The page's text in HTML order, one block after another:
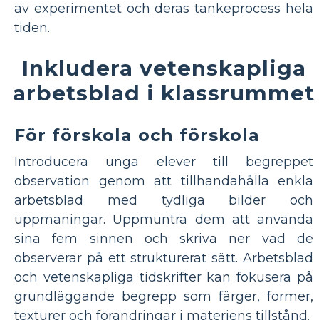
av experimentet och deras tankeprocess hela
tiden.
Inkludera vetenskapliga
arbetsblad i klassrummet
För förskola och förskola
Introducera unga elever till begreppet
observation genom att tillhandahålla enkla
arbetsblad med tydliga bilder och
uppmaningar. Uppmuntra dem att använda
sina fem sinnen och skriva ner vad de
observerar på ett strukturerat sätt. Arbetsblad
och vetenskapliga tidskrifter kan fokusera på
grundläggande begrepp som färger, former,
texturer och förändringar i materiens tillstånd.